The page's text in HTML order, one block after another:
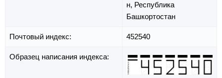
н, Республика
Башкортостан
Почтовый индекс: 452540
Образец написания индекса: